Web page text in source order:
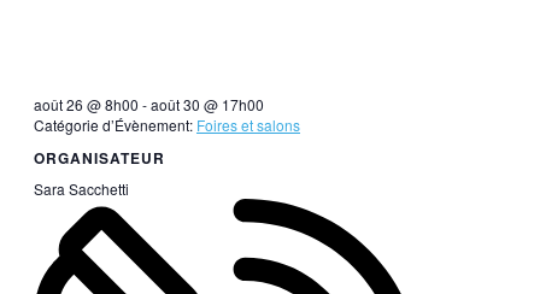
août 26 @ 8h00 -août 30 @ 17h00
Catégorie d’Évènement: Foires et salons
ORGANISATEUR
Sara Sacchetti